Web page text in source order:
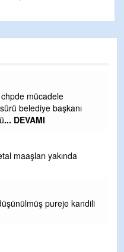
düşünsün
sponsor
güzel bir
huzur ve ahlak bulacak
damgasını vurmuş